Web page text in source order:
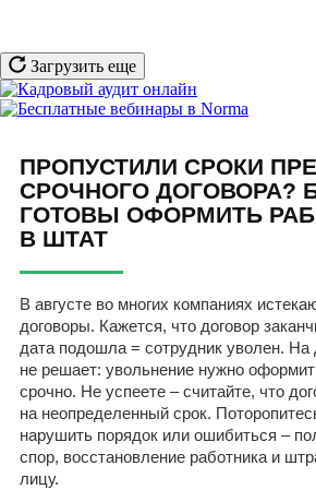
Загрузить еще
ПРОПУСТИЛИ СРОКИ
СРОЧНОГО ДОГОВОРА?
ГОТОВЫ ОФОРМИТЬ
В ШТАТ
В августе во многих компаниях
договоры. Кажется, что договор
дата подошла = сотрудник уволен. На
не решает: увольнение нужно
срочно. Не успеете – считайте, что
на неопределенный срок.
нарушить порядок или ошибиться –
спор, восстановление работника и
лицу.